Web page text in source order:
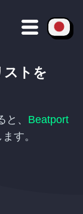
ストを
、 Beatport
す。